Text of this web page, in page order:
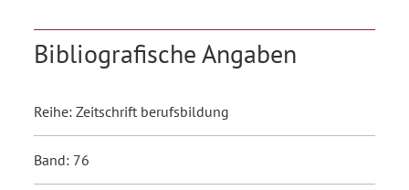
Bibliografische Angaben
Reihe: Zeitschrift berufsbildung
Band: 76